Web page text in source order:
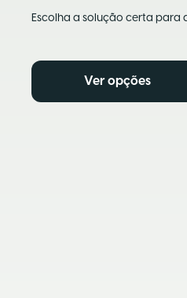
Escolha a solução certa para
Ver opções